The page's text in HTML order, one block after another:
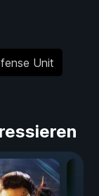
Unit